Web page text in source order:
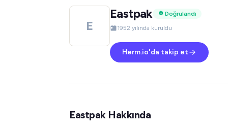
E
Eastpak
Doğrulandı
1952 yılında kuruldu
Herm.io'da takip et
Eastpak Hakkında